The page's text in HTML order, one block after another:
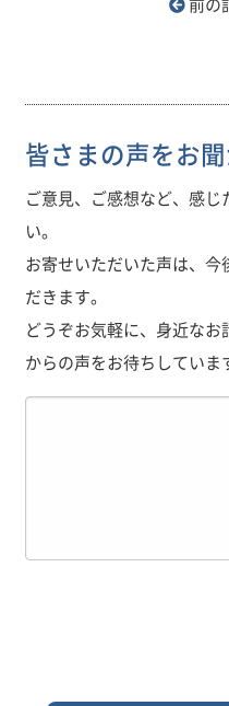
前の
皆さまの声をお
ご意見、ご感想など、感じ
い。
お寄せいただいた声は、今
だきます。
どうぞお気軽に、身近なお
からの声をお待ちしていま